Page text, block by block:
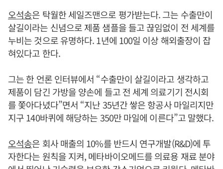
오석송은 탁월한 세일즈맨으로 평가받는다. 그는 수출만이
살길이라는 신념으로 제품 샘플을 들고 끊임없이 전 세계를
누비는 것으로 유명하다. 1년에 100일 이상 해외출장이 잡
혀있다고 한다.
그는 한 언론 인터뷰에서 “수출만이 살길이라고 생각하고
제품이 담긴 가방을 양손에 들고 전 세계 의료기기 전시회
를 쫓아다녔다”면서 “지난 35년간 쌓은 항공사 마일리지만
지구 140바퀴에 해당하는 350만 마일에 이른다”고 말했다.
오석송은 회사 매출의 10%를 반드시 연구개발(R&D)에 투
자한다는 원칙을 지켜, 메타바이오메드를 의료용 재료 분야